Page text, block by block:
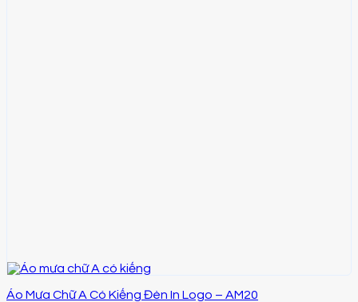
Áo Mưa Chữ A Có Kiếng Đèn In Logo – AM20